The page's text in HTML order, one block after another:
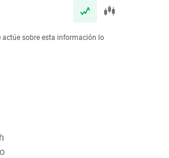
sobre esta información lo